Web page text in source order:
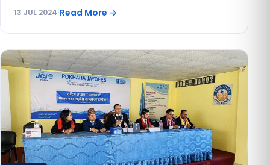
13 JUL 2024 Read More →